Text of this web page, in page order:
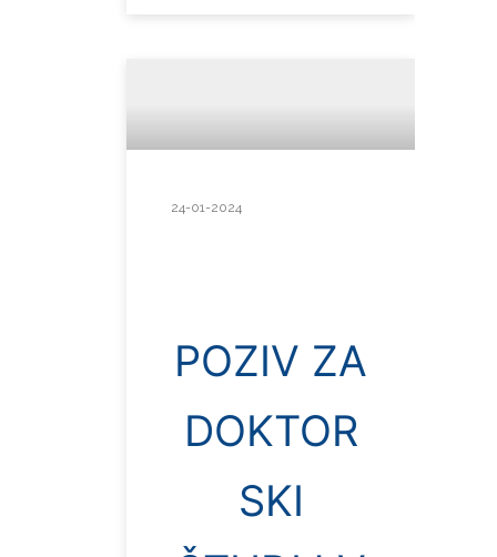
24-01-2024
POZIV ZA
DOKTOR
SKI